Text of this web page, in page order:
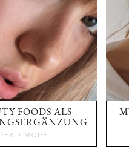
FOODS ALS
READ MORE